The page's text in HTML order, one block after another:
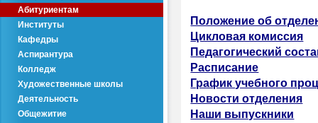
Абитуриентам
Институты
Кафедры
Аспирантура
Колледж
Художественные школы
Деятельность
Общежитие
Положение об
Цикловая комиссия
Педагогический
Расписание
График учебного
Новости отделения
Наши выпускники